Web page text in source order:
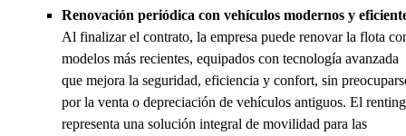
Renovación periódica con vehículos modernos y
Al finalizar el contrato, la empresa puede renovar la flota
modelos más recientes, equipados con tecnología avanzada
que mejora la seguridad, eficiencia y confort, sin
por la venta o depreciación de vehículos antiguos. El renting
representa una solución integral de movilidad para las